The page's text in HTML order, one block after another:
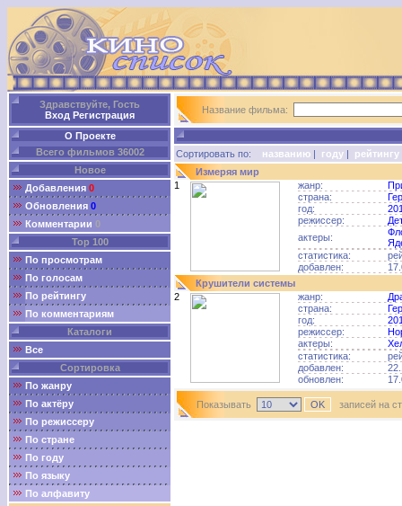
Здравствуйте, Гость
Вход Регистрация
О Проекте
Всего фильмов 36002
Новое
Добавления 0
Обновления 0
Комментарии 0
Top 100
По просмотрам
По голосам
По рейтингу
По комментариям
Каталоги
Все
Сортировка
По жанру
По актёру
По режиссеру
По стране
По году
По языку
По алфавиту
Название фильма:
Сортировать по: названию | году | рейтингу
Измеряя мир
1
жанр:
страна:
год:
режиссер:
актеры:
статистика:
добавлен:
Крушители системы
2
жанр:
страна:
год:
режиссер:
актеры:
статистика:
добавлен:
обновлен:
Показывать записей на